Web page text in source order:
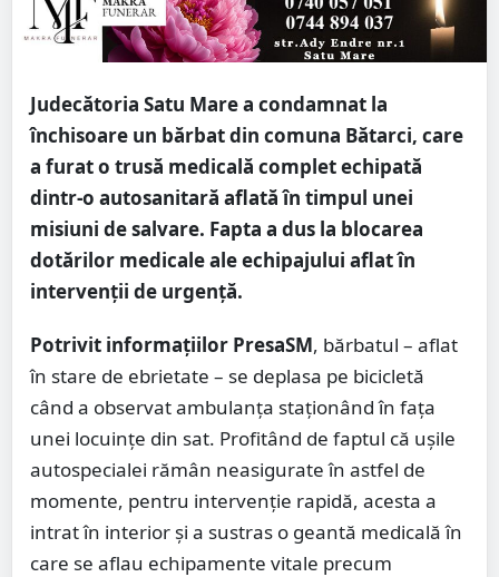
Judecătoria Satu Mare a condamnat la
închisoare un bărbat din comuna Bătarci, care
a furat o trusă medicală complet echipată
dintr-o autosanitară aflată în timpul unei
misiuni de salvare. Fapta a dus la blocarea
dotărilor medicale ale echipajului aflat în
intervenții de urgență.
Potrivit informațiilor PresaSM, bărbatul – aflat
în stare de ebrietate – se deplasa pe bicicletă
când a observat ambulanța staționând în fața
unei locuințe din sat. Profitând de faptul că ușile
autospecialei rămân neasigurate în astfel de
momente, pentru intervenție rapidă, acesta a
intrat în interior și a sustras o geantă medicală în
care se aflau echipamente vitale precum